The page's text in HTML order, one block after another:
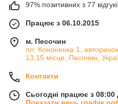
97% позитивних з 77
Працює з 06.10.2015
м. Песочин
пл. Кононенка 1,
13,15 місце, Песочин,
Контакти
Сьогодні працює з 08:00